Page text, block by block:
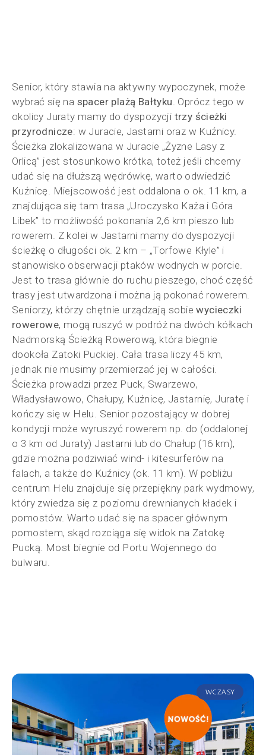
Senior, który stawia na aktywny wypoczynek, może
wybrać się na spacer plażą Bałtyku . Oprócz tego w
okolicy Juraty mamy do dyspozycji trzy ścieżki
przyrodnicze: w Juracie, Jastarni oraz w Kuźnicy.
Ścieżka zlokalizowana w Juracie „Żyzne Lasy z
Orlicą” jest stosunkowo krótka, toteż jeśli chcemy
udać się na dłuższą wędrówkę, warto odwiedzić
Kuźnicę. Miejscowość jest oddalona o ok. 11 km, a
znajdująca się tam trasa „Uroczysko Każa i Góra
Libek” to możliwość pokonania 2,6 km pieszo lub
rowerem. Z kolei w Jastarni mamy do dyspozycji
ścieżkę o długości ok. 2 km – „Torfowe Kłyle” i
stanowisko obserwacji ptaków wodnych w porcie.
Jest to trasa głównie do ruchu pieszego, choć część
trasy jest utwardzona i można ją pokonać rowerem.
Seniorzy, którzy chętnie urządzają sobiewycieczki
rowerowe, mogą ruszyć w podróż na dwóch kółkach
Nadmorską Ścieżką Rowerową, która biegnie
dookoła Zatoki Puckiej. Cała trasa liczy 45 km,
jednak nie musimy przemierzać jej w całości.
Ścieżka prowadzi przez Puck, Swarzewo,
Władysławowo, Chałupy, Kuźnicę, Jastarnię, Juratę i
kończy się w Helu. Senior pozostający w dobrej
kondycji może wyruszyć rowerem np. do (oddalonej
o 3 km od Juraty) Jastarni lub do Chałup (16 km),
gdzie można podziwiać wind- i kitesurferów na
falach, a także do Kuźnicy (ok. 11 km). W pobliżu
centrum Helu znajduje się przepiękny park wydmowy,
który zwiedza się z poziomu drewnianych kładek i
pomostów. Warto udać się na spacer głównym
pomostem, skąd rozciąga się widok na Zatokę
Pucką. Most biegnie od Portu Wojennego do
bulwaru.
WCZASY